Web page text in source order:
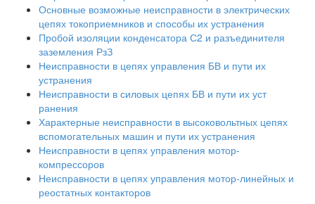
Основные возможные неисправности в электрических
цепях токоприемников и способы их устранения
Пробой изоляции конденсатора С2 и разъединителя
заземления РзЗ
Неисправности в цепях управления БВ и пути их
устранения
Неисправности в силовых цепях БВ и пути их уст
ранения
Характерные неисправности в высоковольтных цепях
вспомогательных машин и пути их устранения
Неисправности в цепях управления мотор-
компрессоров
Неисправности в цепях управления мотор-линейных и
реостатных контакторов